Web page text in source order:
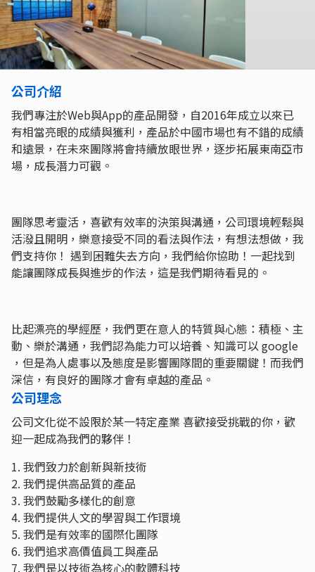
公司介紹
我們專注於Web與App的產品開發，自2016年成立以來已
有相當亮眼的成績與獲利，產品於中國市場也有不錯的成績
和遠景，在未來團隊將會持續放眼世界，逐步拓展東南亞市
場，成長潛力可觀。
團隊思考靈活，喜歡有效率的決策與溝通，公司環境輕鬆與
活潑且開明，樂意接受不同的看法與作法，有想法想做，我
們支持你！ 遇到困難失去方向，我們給你協助！一起找到
能讓團隊成長與進步的作法，這是我們期待看見的。
比起漂亮的學經歷，我們更在意人的特質與心態：積極、主
動、樂於溝通，我們認為能力可以培養、知識可以 google
，但是為人處事以及態度是影響團隊間的重要關鍵！而我們
深信，有良好的團隊才會有卓越的產品。
公司理念
公司文化從不設限於某一特定產業 喜歡接受挑戰的你，歡
迎一起成為我們的夥伴！
1. 我們致力於創新與新技術
2. 我們提供高品質的產品
3. 我們鼓勵多樣化的創意
4. 我們提供人文的學習與工作環境
5. 我們是有效率的國際化團隊
6. 我們追求高價值員工與產品
7. 我們是以技術為核心的軟體科技